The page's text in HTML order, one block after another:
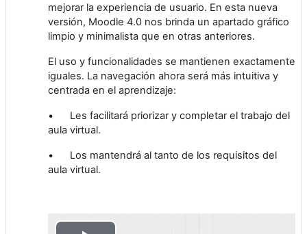
mejorar la experiencia de usuario. En esta nueva
versión, Moodle 4.0 nos brinda un apartado gráfico
limpio y minimalista que en otras anteriores.
El uso y funcionalidades se mantienen exactamente
iguales. La navegación ahora será más intuitiva y
centrada en el aprendizaje:
•
Les facilitará priorizar y completar el trabajo del
aula virtual.
•
Los mantendrá al tanto de los requisitos del
aula virtual.